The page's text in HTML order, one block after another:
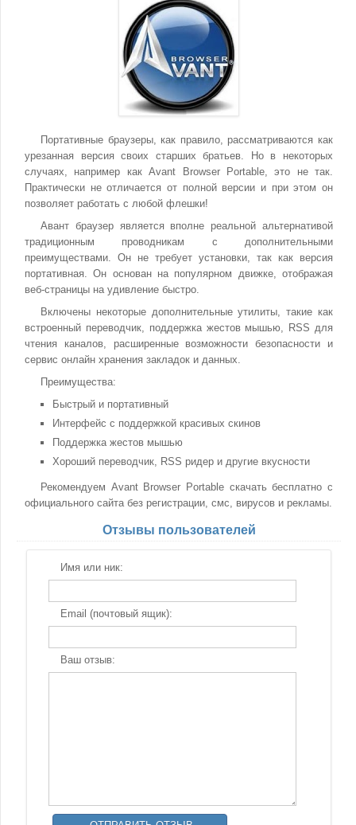
Портативные браузеры, как правило, рассматриваются как
урезанная версия своих старших братьев. Но в некоторых
случаях, например как Avant Browser Portable, это не так.
Практически не отличается от полной версии и при этом он
позволяет работать с любой флешки!
Авант браузер является вполне реальной альтернативой
традиционным проводникам с дополнительными
преимуществами. Он не требует установки, так как версия
портативная. Он основан на популярном движке, отображая
веб-страницы на удивление быстро.
Включены некоторые дополнительные утилиты, такие как
встроенный переводчик, поддержка жестов мышью, RSS для
чтения каналов, расширенные возможности безопасности и
сервис онлайн хранения закладок и данных.
Преимущества:
Быстрый и портативный
Интерфейс с поддержкой красивых скинов
Поддержка жестов мышью
Хороший переводчик, RSS ридер и другие вкусности
Рекомендуем Avant Browser Portable скачать бесплатно с
официального сайта без регистрации, смс, вирусов и рекламы.
Отзывы пользователей
Имя или ник:
Email (почтовый ящик):
Ваш отзыв: